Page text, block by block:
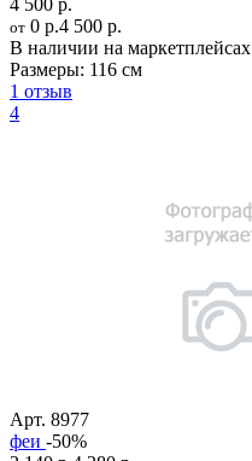
4 500 р.
от 0 р.4 500 р.
В наличии на маркетплейсах
Размеры: 116 см
1 отзыв
4
Арт. 8977
феи -50%